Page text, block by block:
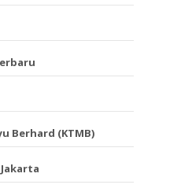
Berhard (KTMB)